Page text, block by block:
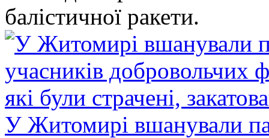
балістичної ракети.
У Житомирі вшанували